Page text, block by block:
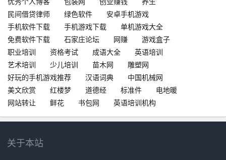
民间借贷律师
绿色软件
安卓手机游戏
手机软件下载
手机游戏下载
单机游戏大全
免费软件下载
石家庄论坛 网赚
游戏盒子
职业培训
资格考试 成语大全
英语培训
艺术培训
少儿培训 苗木网
雕塑网
好玩的手机游戏推荐
汉语词典
中国机械网
美文欣赏
红楼梦 道德经 标准件
电地暖
网站转让
鲜花 书包网 英语培训机构
关于本站